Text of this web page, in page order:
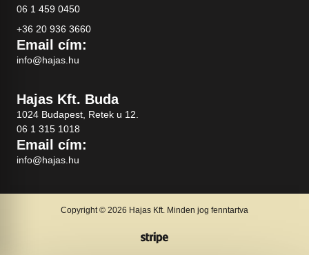
06 1 459 0450
+36 20 936 3660
Email cím:
info@hajas.hu
Hajas Kft. Buda
1024 Budapest, Retek u 12.
06 1 315 1018
Email cím:
info@hajas.hu
Copyright © 2026 Hajas Kft. Minden jog fenntartva